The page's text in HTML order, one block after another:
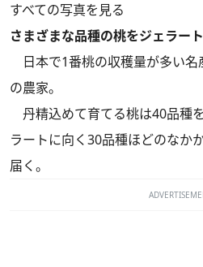
すべての写真を見る
さまざまな品種の桃をジェラー
日本で1番桃の収穫量が多い名
の農家。
丹精込めて育てる桃は40品種
ラートに向く30品種ほどのなか
届く。